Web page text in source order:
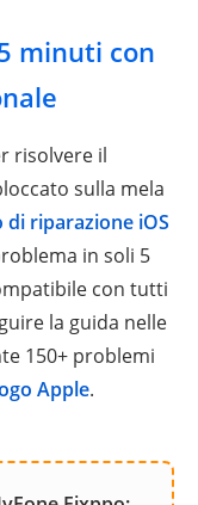
minuti con
risolvere il
sulla mela
riparazione iOS
in soli 5
con tutti
la guida nelle
150+ problemi
Apple.